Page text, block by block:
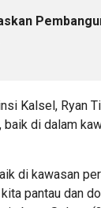
Kalsel, Ryan
di dalam
di kawasan
pantau dan